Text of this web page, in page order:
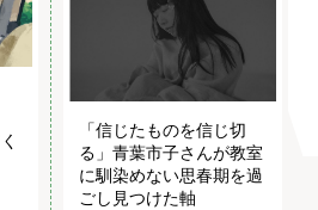
「信じたものを信じ切
る」青葉市子さんが教室
に馴染めない思春期を過
ごし見つけた軸